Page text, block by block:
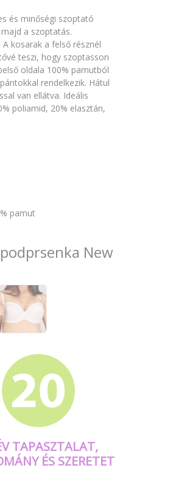
és minőségi szoptató
a szoptatás.
kosarak a felső résznél
teszi, hogy szoptasson
oldala 100% pamutból
rendelkezik. Hátul
van ellátva. Ideális
poliamid, 20% elasztán,
pamut
New
TAPASZTALAT,
ÉS SZERETET